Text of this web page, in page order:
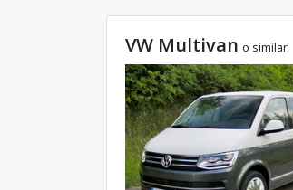
VW Multivan o similar